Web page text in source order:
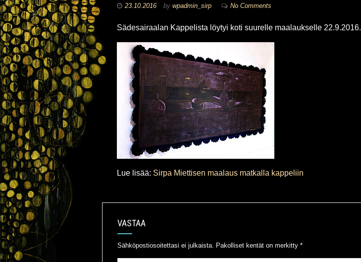
23.10.2016 by wpadmin_sirp No Comments
Sädesairaalan Kappelista löytyi koti suurelle maalaukselle 22.9.2016.
Lue lisää: Sirpa Miettisen maalaus matkalla kappeliin
VASTAA
Sähköpostiosoitettasi ei julkaista. Pakolliset kentät on merkitty *